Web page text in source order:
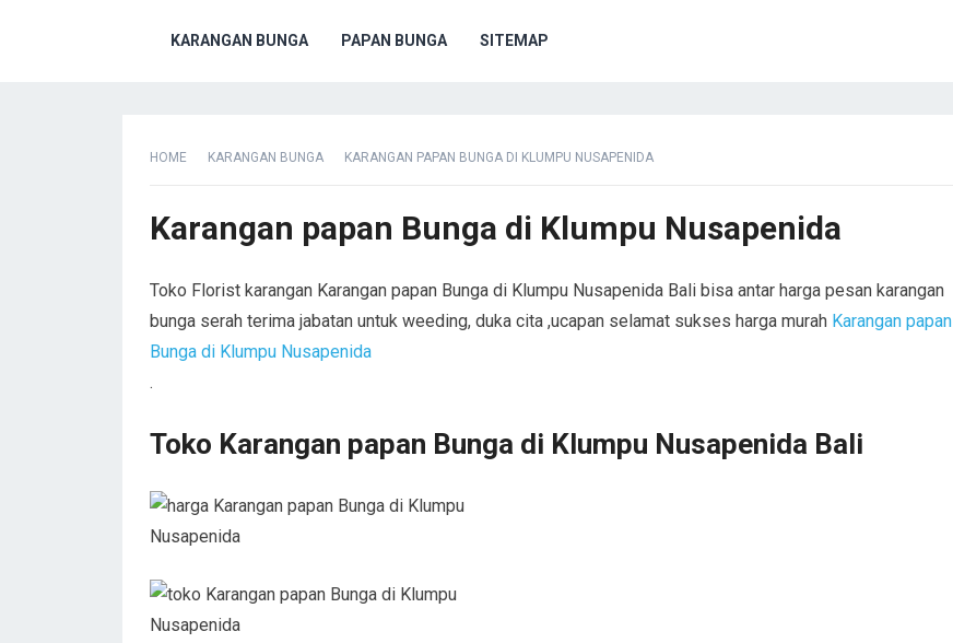
KARANGAN BUNGA PAPAN BUNGA SITEMAP
HOME KARANGAN BUNGA KARANGAN PAPAN BUNGA DI KLUMPU NUSAPENIDA
Karangan papan Bunga di Klumpu Nusapenida
Toko Florist karangan Karangan papan Bunga di Klumpu Nusapenida Bali bisa antar harga pesan karangan
bunga serah terima jabatan untuk weeding, duka cita ,ucapan selamat sukses harga murah Karangan papan
Bunga di Klumpu Nusapenida
.
Toko Karangan papan Bunga di Klumpu Nusapenida Bali